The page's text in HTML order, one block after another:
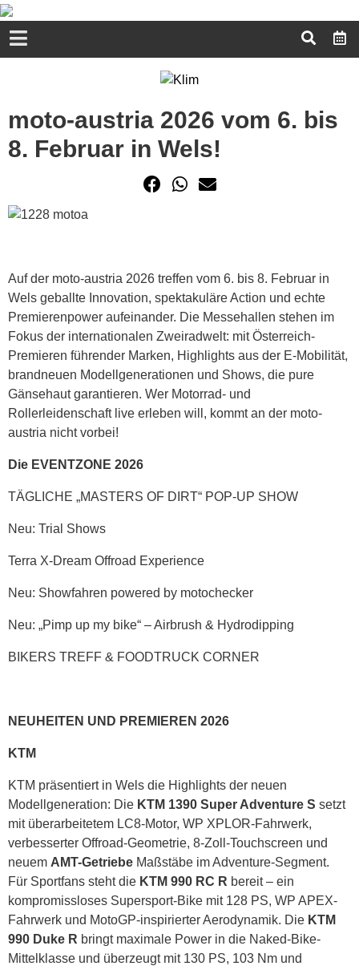
moto-austria 2026 vom 6. bis
8. Februar in Wels!
Auf der moto-austria 2026 treffen vom 6. bis 8. Februar in
Wels geballte Innovation, spektakuläre Action und echte
Premierenpower aufeinander. Die Messehallen stehen im
Fokus der internationalen Zweiradwelt: mit Österreich-
Premieren führender Marken, Highlights aus der E-Mobilität,
brandneuen Modellgenerationen und Shows, die pure
Gänsehaut garantieren. Wer Motorrad- und
Rollerleidenschaft live erleben will, kommt an der moto-
austria nicht vorbei!
Die EVENTZONE 2026
TÄGLICHE „MASTERS OF DIRT“ POP-UP SHOW
Neu: Trial Shows
Terra X-Dream Offroad Experience
Neu: Showfahren powered by motochecker
Neu: „Pimp up my bike“ – Airbrush & Hydrodipping
BIKERS TREFF & FOODTRUCK CORNER
NEUHEITEN UND PREMIEREN 2026
KTM
KTM präsentiert in Wels die Highlights der neuen
Modellgeneration: Die KTM 1390 Super Adventure S setzt
mit überarbeitetem LC8-Motor, WP XPLOR-Fahrwerk,
verbesserter Offroad-Geometrie, 8-Zoll-Touchscreen und
neuem AMT-Getriebe Maßstäbe im Adventure-Segment.
Für Sportfans steht die KTM 990 RC R bereit – ein
kompromissloses Supersport-Bike mit 128 PS, WP APEX-
Fahrwerk und MotoGP-inspirierter Aerodynamik. Die KTM
990 Duke R bringt maximale Power in die Naked-Bike-
Mittelklasse und überzeugt mit 130 PS, 103 Nm und